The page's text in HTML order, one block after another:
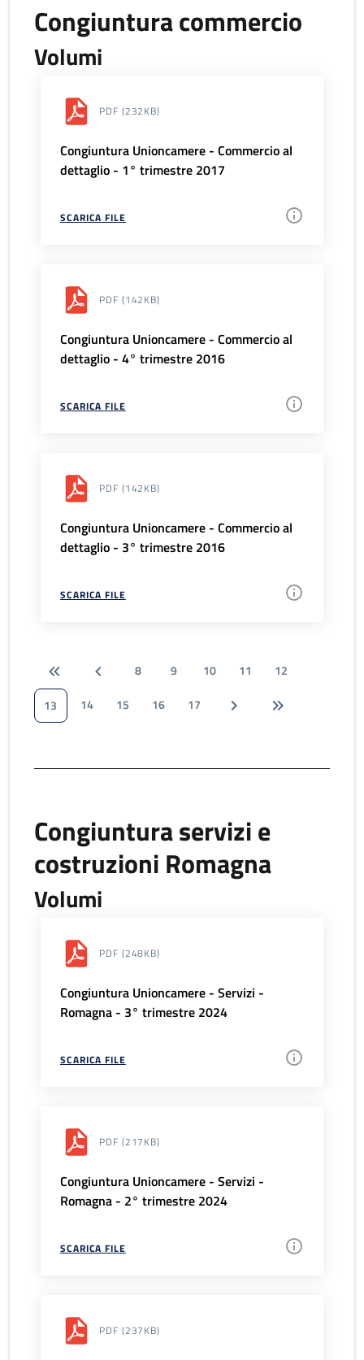
Congiuntura commercio
Volumi
PDF (232KB)
Congiuntura Unioncamere - Commercio al
dettaglio - 1° trimestre 2017
SCARICA FILE
PDF (142KB)
Congiuntura Unioncamere - Commercio al
dettaglio - 4° trimestre 2016
SCARICA FILE
PDF (142KB)
Congiuntura Unioncamere - Commercio al
dettaglio - 3° trimestre 2016
SCARICA FILE
8 9 10 11
12
13
14 15 16 17
Congiuntura servizi e
costruzioni Romagna
Volumi
PDF (248KB)
Congiuntura Unioncamere - Servizi -
Romagna - 3° trimestre 2024
SCARICA FILE
PDF (217KB)
Congiuntura Unioncamere - Servizi -
Romagna - 2° trimestre 2024
SCARICA FILE
PDF (237KB)